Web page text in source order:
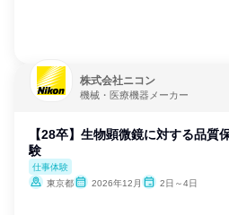
株式会社ニコン
機械・医療機器メーカー
【28卒】生物顕微鏡に対する品質
験
仕事体験
東京都
2026年12月 2日～4日